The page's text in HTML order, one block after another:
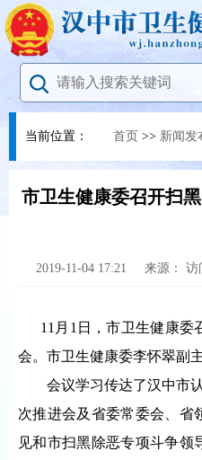
当前位置： 首页 >> 新闻发
市卫生健康委召开扫
2019-11-04 17:21 来源： 访
11月1日，市卫生健康委
会。市卫生健康委李怀翠
会议学习传达了汉中市认
次推进会及省委常委会、省
见和市扫黑除恶专项斗争领